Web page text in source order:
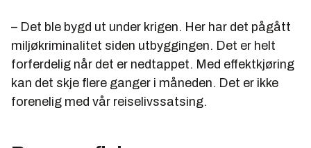
– Det ble bygd ut under krigen. Her har det pågått
miljøkriminalitet siden utbyggingen. Det er helt
forferdelig når det er nedtappet. Med effektkjøring
kan det skje flere ganger i måneden. Det er ikke
forenelig med vår reiselivssatsing.